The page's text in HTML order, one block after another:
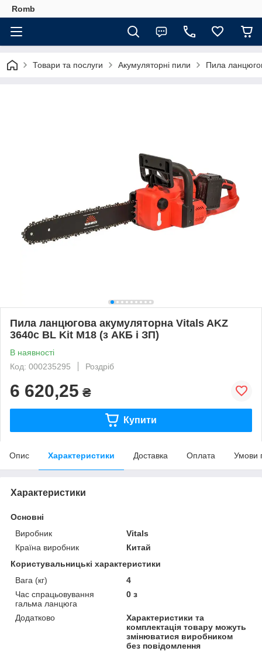
Romb
Товари та послуги Акумуляторні пили Пила
Пила ланцюгова акумуляторна Vitals AKZ
3640c BL Kit М18 (з АКБ і ЗП)
В наявності
Код: 000235295
Роздріб
6 620,25 ₴
Купити
Опис Характеристики Доставка Оплата Умови
Характеристики
Основні
Виробник
Vitals
Країна виробник
Китай
Користувальницькі характеристики
Вага (кг)
4
Час спрацьовування
гальма ланцюга
0 з
Додатково
Характеристики та
комплектація товару можуть
змінюватися виробником
без повідомлення